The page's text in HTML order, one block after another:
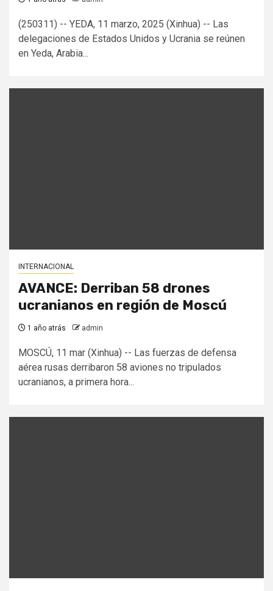
(250311) -- YEDA, 11 marzo, 2025 (Xinhua) -- Las
delegaciones de Estados Unidos y Ucrania se reúnen
en Yeda, Arabia...
INTERNACIONAL
AVANCE: Derriban 58 drones
ucranianos en región de Moscú
1 año atrás admin
MOSCÚ, 11 mar (Xinhua) -- Las fuerzas de defensa
aérea rusas derribaron 58 aviones no tripulados
ucranianos, a primera hora...